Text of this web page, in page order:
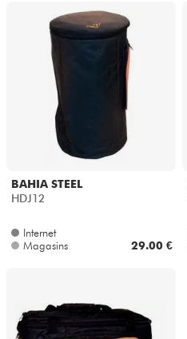
BAHIA STEEL
HDJ12
Internet
Magasins
29.00 €